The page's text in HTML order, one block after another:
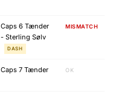
Caps 6 Tænder
- Sterling Sølv
DASH
MISMATCH
Caps 7 Tænder OK